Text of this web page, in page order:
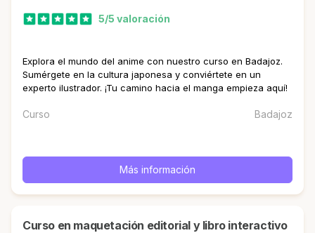
5/5 valoración
Explora el mundo del anime con nuestro curso en Badajoz.
Sumérgete en la cultura japonesa y conviértete en un
experto ilustrador. ¡Tu camino hacia el manga empieza aquí!
Curso Badajoz
Más información
curso en maquetación editorial y libro interactivo